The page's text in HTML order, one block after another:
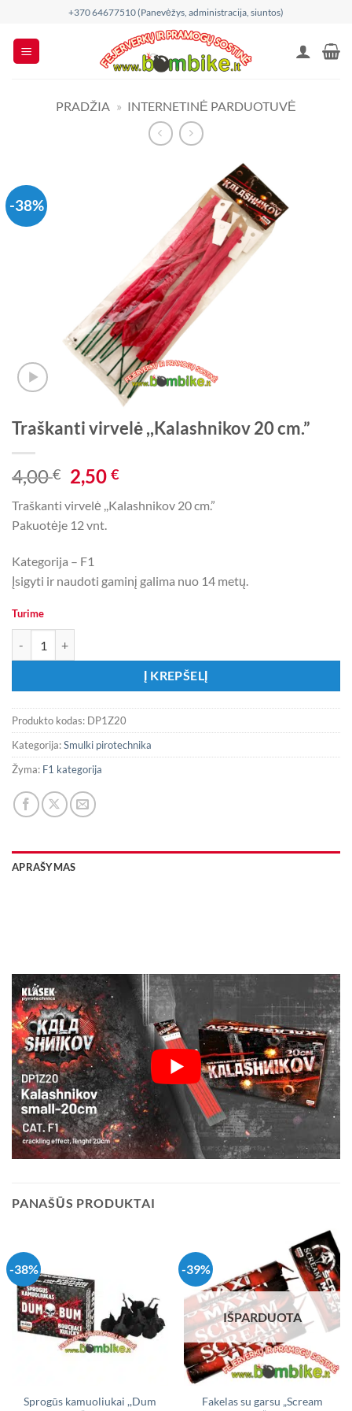
content
+370 64677510 (Panevėžys, administracija, siuntos)
PRADŽIA » INTERNETINĖ PARDUOTUVĖ
-38%
Traškanti virvelė ,,Kalashnikov 20 cm.”
4,00€ Original
price
was:
4,00 €.
2,50€Current
is:
Traškanti virvelė ,,Kalashnikov 20 cm.”
Pakuotėje 12 vnt.
Kategorija – F1
Įsigyti ir naudoti gaminį galima nuo 14 metų.
Turime
Į KREPŠELĮ
Produkto kodas: DP1Z20
Kategorija:Smulki pirotechnika
Žyma: F1 kategorija
APRAŠYMAS
PANAŠŪS PRODUKTAI
-38%
Sprogūs kamuoliukai ,,Dum
-39%
IŠPARDUOTA
Fakelas su garsu „Scream